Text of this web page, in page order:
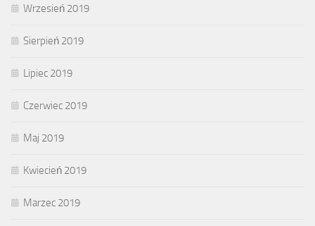
Wrzesień 2019
Sierpień 2019
Lipiec 2019
Czerwiec 2019
Maj 2019
Kwiecień 2019
Marzec 2019